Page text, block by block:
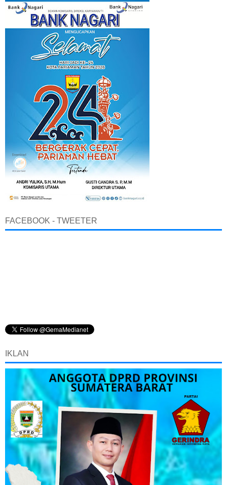
FACEBOOK - TWEETER
IKLAN